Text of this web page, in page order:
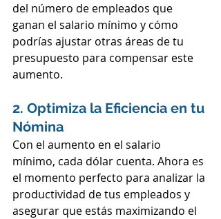
del número de empleados que
ganan el salario mínimo y cómo
podrías ajustar otras áreas de tu
presupuesto para compensar este
aumento.
2. Optimiza la Eficiencia en tu
Nómina
Con el aumento en el salario
mínimo, cada dólar cuenta. Ahora es
el momento perfecto para analizar la
productividad de tus empleados y
asegurar que estás maximizando el